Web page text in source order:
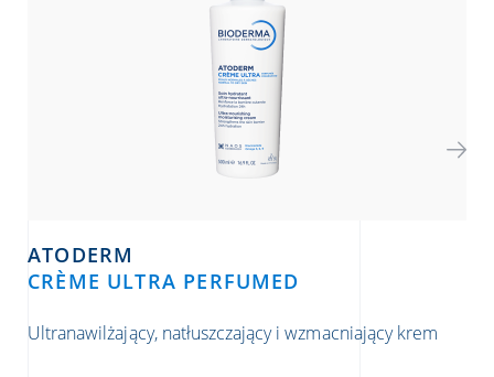
ATODERM
CRÈME ULTRA PERFUMED
Ultranawilżający, natłuszczający i wzmacniający krem